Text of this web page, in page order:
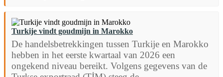
Turkije vindt goudmijn in Marokko
De handelsbetrekkingen tussen Turkije en Marokko
hebben in het eerste kwartaal van 2026 een
ongekend niveau bereikt. Volgens gegevens van de